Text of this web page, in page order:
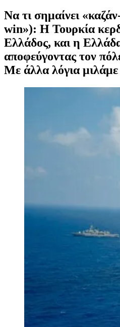
Να τι σημαίνει
win»): Η Τουρκία
Ελλάδος, και η Ελλάδα
αποφεύγοντας τον
Με άλλα λόγια